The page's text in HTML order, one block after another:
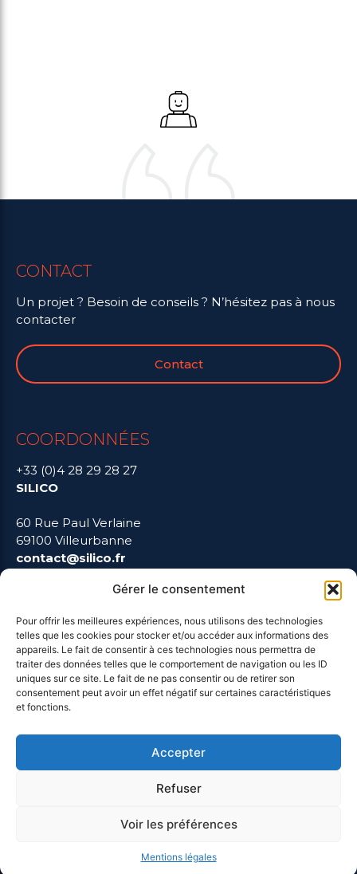
Gérer le consentement
Pour offrir les meilleures expériences, nous utilisons des technologies
telles que les cookies pour stocker et/ou accéder aux informations des
appareils. Le fait de consentir à ces technologies nous permettra de
traiter des données telles que le comportement de navigation ou les ID
uniques sur ce site. Le fait de ne pas consentir ou de retirer son
consentement peut avoir un effet négatif sur certaines caractéristiques
et fonctions.
Accepter
Refuser
Voir les préférences
Mentions légales
CONTACT
Un projet ? Besoin de conseils ? N’hésitez pas à nous
contacter
Contact
COORDONNÉES
+33 (0)4 28 29 28 27
SILICO
60 Rue Paul Verlaine
69100 Villeurbanne
contact@silico.fr
LIENS UTILES
Mentions Légales